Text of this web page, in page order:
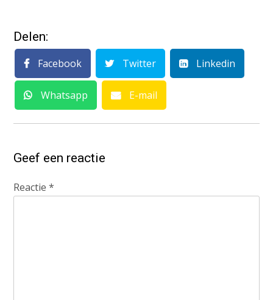
Delen:
Facebook Twitter Linkedin
Whatsapp E-mail
Geef een reactie
Reactie*